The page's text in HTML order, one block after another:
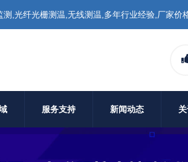
,光纤光栅测温,无线测温,多年行业经验,厂家价
服务支持 新闻动态